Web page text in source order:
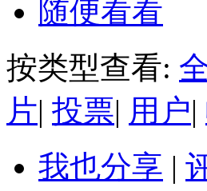
随便看看
按类型查看:
片| 投票| 用户|
我也分享 |